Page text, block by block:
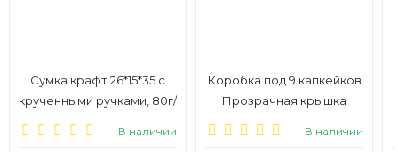
Сумка крафт 26*15*35 с
крученными ручками, 80г/
В наличии
Коробка под 9 капкейков
Прозрачная крышка
В наличии